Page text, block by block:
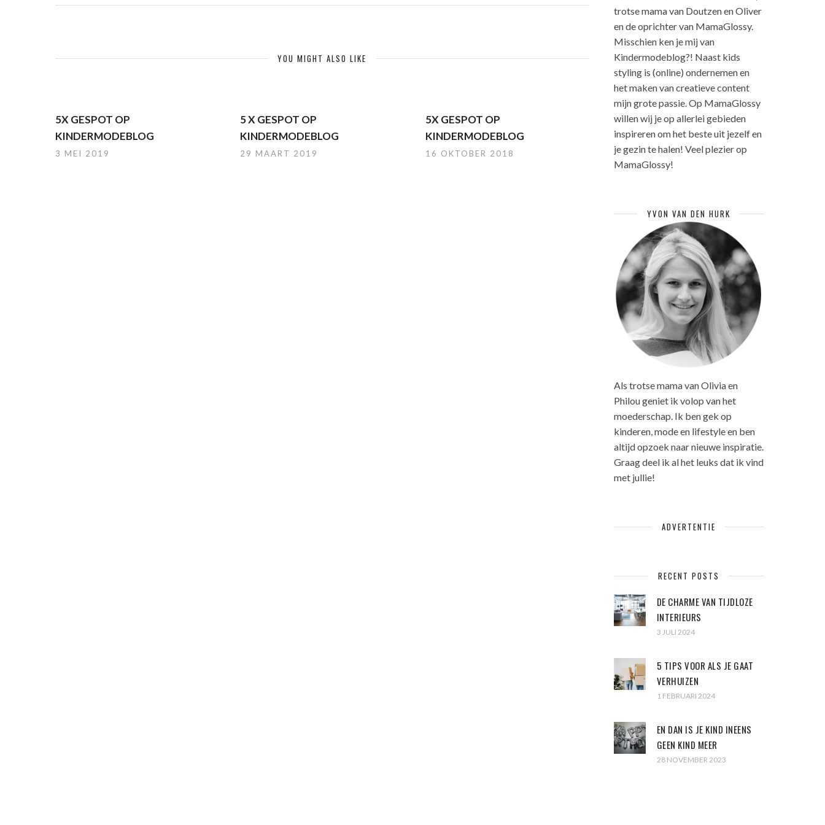
YOU MIGHT ALSO LIKE
5X GESPOT OP
KINDERMODEBLOG
3 MEI 2019
5 X GESPOT OP
KINDERMODEBLOG
29 MAART 2019
5X GESPOT OP
KINDERMODEBLOG
16 OKTOBER 2018
trotse mama van Doutzen en Oliver
en de oprichter van MamaGlossy.
Misschien ken je mij van
Kindermodeblog?! Naast kids
styling is (online) ondernemen en
het maken van creatieve content
mijn grote passie. Op MamaGlossy
willen wij je op allerlei gebieden
inspireren om het beste uit jezelf en
je gezin te halen! Veel plezier op
MamaGlossy!
YVON VAN DEN HURK
Als trotse mama van Olivia en
Philou geniet ik volop van het
moederschap. Ik ben gek op
kinderen, mode en lifestyle en ben
altijd opzoek naar nieuwe inspiratie.
Graag deel ik al het leuks dat ik vind
met jullie!
ADVERTENTIE
RECENT POSTS
DE CHARME VAN TIJDLOZE
INTERIEURS
3 JULI 2024
5 TIPS VOOR ALS JE GAAT
VERHUIZEN
1 FEBRUARI 2024
EN DAN IS JE KIND INEENS
GEEN KIND MEER
28 NOVEMBER 2023